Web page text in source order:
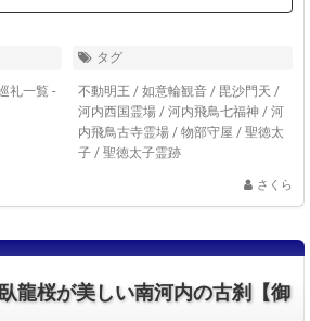
礼一覧 -
タグ
不動明王 / 如意輪観音 / 毘沙門天 /
河内西国霊場 / 河内飛鳥七福神 / 河
内飛鳥古寺霊場 / 物部守屋 / 聖徳太
子 / 聖徳太子霊跡
さくら
龍桜が美しい南河内の古刹【御